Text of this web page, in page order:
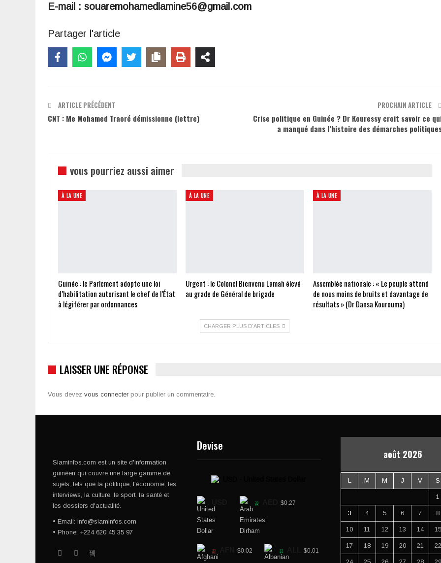
E-mail : souaremohamedlamine56@gmail.com
Partager l'article
ARTICLE PRÉCÉDENT
CNT : Me Mohamed Traoré démissionne (lettre)
PROCHAIN ARTICLE
Crise politique en Guinée ? Dr Kouressy croit savoir ce
a manqué dans l’histoire des démarches
vous pourriez aussi aimer
À LA UNE
Guinée : le Parlement adopte une loi
d’habilitation autorisant le chef de l’État
à légiférer par ordonnances
À LA UNE
Urgent : le Colonel Bienvenu Lamah élevé
au grade de Général de brigade
À LA UNE
Assemblée nationale : « Le peuple attend
de nous moins de bruits et davantage de
résultats » (Dr Dansa Kourouma)
CHARGER PLUS D'ARTICLES
LAISSER UNE RÉPONSE
Vous devez vous connecter pour publier un commentaire.
Siaminfos.com est un site d'information
guinéen qui couvre une large gamme de
sujets, tels que la politique, l'économie, les
interviews, la culture, le sport, la santé et
les dossiers d'actualité.
• Email: info@siaminfos.com
• Phone: +224 620 45 35 97
Devise
$0.27
$0.02 $0.01
août 2026
L M M J V S
1
3 4 5 6 7 8
10 11 12 13 14 15
17 18 19 20 21 22